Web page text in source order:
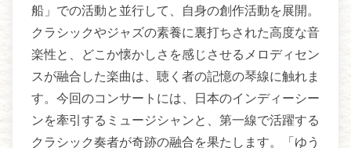
船」での活動と並行して、自身の創作活動を展開。
クラシックやジャズの素養に裏打ちされた高度な音
楽性と、どこか懐かしさを感じさせるメロディセン
スが融合した楽曲は、聴く者の記憶の琴線に触れま
す。今回のコンサートには、日本のインディーシー
ンを牽引するミュージシャンと、第一線で活躍する
クラシック奏者が奇跡の融合を果たします。「ゆう